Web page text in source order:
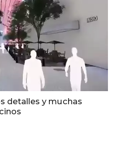
detalles y muchas